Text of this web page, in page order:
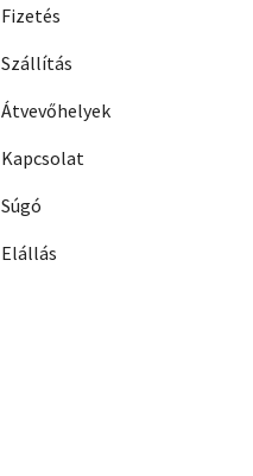
Fizetés
Szállítás
Átvevőhelyek
Kapcsolat
Súgó
Elállás